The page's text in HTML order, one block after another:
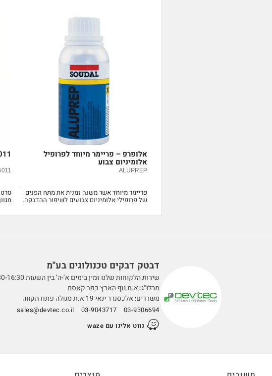
אלופרפ – פריימר מיוחד לפרופיל
אלומיניום צבוע
ALUPREP
פריימר מיוחד אשר משנה זמנית את מתח הפנים
של פרופילי אלומיניום צבועים לשיפור ההדבקה.
דבטק דבקים טכנולוגים בע''מ
שירות הלקוחות שלנו זמין בימים א’-ה’ בין השעות 07:30-16:30
מרלו"ג: א.ת נוף הארץ כפר קאסם
משרדים: אלכסנדר ינאי 19 א.ת סגולה פתח תקווה
03-9306694
03-9043717
sales@devtec.co.il
נווט אלינו עם waze